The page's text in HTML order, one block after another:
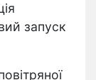
запуск